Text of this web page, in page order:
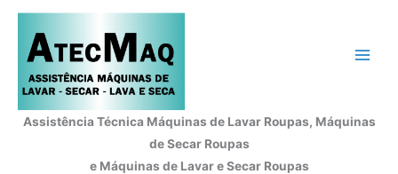
Assistência Técnica Máquinas de Lavar Roupas, Máquinas
de Secar Roupas
e Máquinas de Lavar e Secar Roupas